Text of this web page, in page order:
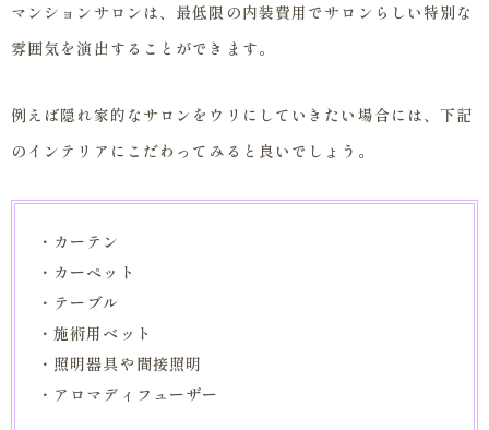
マンションサロンは、最低限の内装費用でサロンらしい特別な
雰囲気を演出することができます。
例えば隠れ家的なサロンをウリにしていきたい場合には、下記
のインテリアにこだわってみると良いでしょう。
・カーテン
・カーペット
・テーブル
・施術用ベット
・照明器具や間接照明
・アロマディフューザー